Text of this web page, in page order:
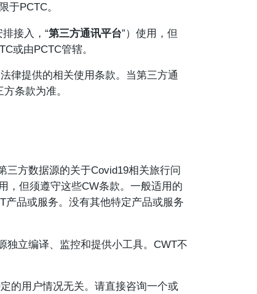
于PCTC。
接入，“第三方通讯平台”）使用，但
或由PCTC管辖。
律提供的相关使用条款。当第三方通
条款为准。
三方数据源的关于Covid19相关旅行问
，但须遵守这些CW条款。一般适用的
品或服务。没有其他特定产品或服务
独立编译、监控和提供小工具。CWT不
的用户情况无关。请直接咨询一个或